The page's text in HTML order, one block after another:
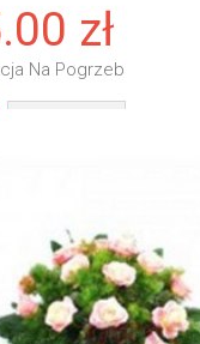
zł
Na Pogrzeb